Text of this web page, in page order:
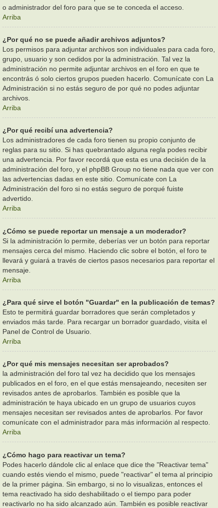
o administrador del foro para que se te conceda el acceso.
Arriba
¿Por qué no se puede añadir archivos adjuntos?
Los permisos para adjuntar archivos son individuales para cada foro,
grupo, usuario y son cedidos por la administración. Tal vez la
administración no permite adjuntar archivos en el foro en que te
encontrás ó solo ciertos grupos pueden hacerlo. Comunícate con La
Administración si no estás seguro de por qué no podes adjuntar
archivos.
Arriba
¿Por qué recibí una advertencia?
Los administradores de cada foro tienen su propio conjunto de
reglas para su sitio. Si has quebrantado alguna regla podes recibir
una advertencia. Por favor recordá que esta es una decisión de la
administración del foro, y el phpBB Group no tiene nada que ver con
las advertencias dadas en este sitio. Comunícate con La
Administración del foro si no estás seguro de porqué fuiste
advertido.
Arriba
¿Cómo se puede reportar un mensaje a un moderador?
Si la administración lo permite, deberías ver un botón para reportar
mensajes cerca del mismo. Haciendo clic sobre el botón, el foro te
llevará y guiará a través de ciertos pasos necesarios para reportar el
mensaje.
Arriba
¿Para qué sirve el botón "Guardar" en la publicación de temas?
Esto te permitirá guardar borradores que serán completados y
enviados más tarde. Para recargar un borrador guardado, visita el
Panel de Control de Usuario.
Arriba
¿Por qué mis mensajes necesitan ser aprobados?
la administración del foro tal vez ha decidido que los mensajes
publicados en el foro, en el que estás mensajeando, necesiten ser
revisados antes de aprobarlos. También es posible que la
administración te haya ubicado en un grupo de usuarios cuyos
mensajes necesitan ser revisados antes de aprobarlos. Por favor
comunícate con el administrador para más información al respecto.
Arriba
¿Cómo hago para reactivar un tema?
Podes hacerlo dándole clic al enlace que dice the "Reactivar tema"
cuando estés viendo el mismo, puede "reactivar" el tema al principio
de la primer página. Sin embargo, si no lo visualizas, entonces el
tema reactivado ha sido deshabilitado o el tiempo para poder
reactivarlo no ha sido alcanzado aún. También es posible reactivar